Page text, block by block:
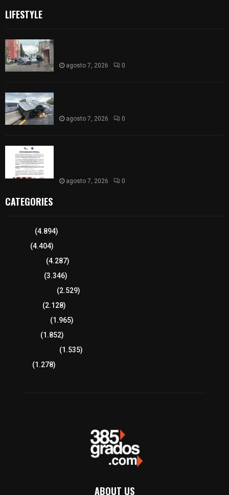
LIFESTYLE
agosto 7, 2026 0
agosto 7, 2026 0
agosto 7, 2026 0
CATEGORIES
(4.894)
(4.404)
(4.287)
(3.346)
(2.529)
(2.128)
(1.965)
(1.852)
(1.535)
(1.278)
ABOUT US